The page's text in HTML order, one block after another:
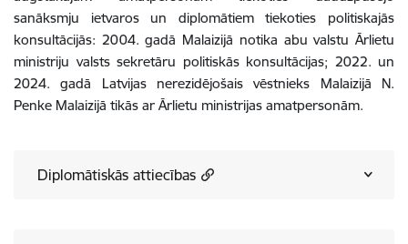
sanāksmju ietvaros un diplomātiem tiekoties politiskajās
konsultācijās: 2004. gadā Malaizijā notika abu valstu Ārlietu
ministriju valsts sekretāru politiskās konsultācijas; 2022. un
2024. gadā Latvijas nerezidējošais vēstnieks Malaizijā N.
Penke Malaizijā tikās ar Ārlietu ministrijas amatpersonām.
Diplomātiskās attiecības